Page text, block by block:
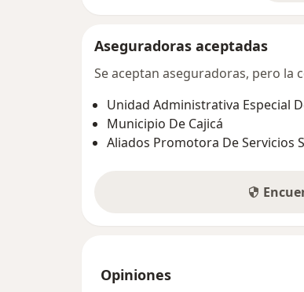
Aseguradoras aceptadas
Se aceptan aseguradoras, pero la
Unidad Administrativa Especial
Municipio De Cajicá
Aliados Promotora De Servicios
Opiniones